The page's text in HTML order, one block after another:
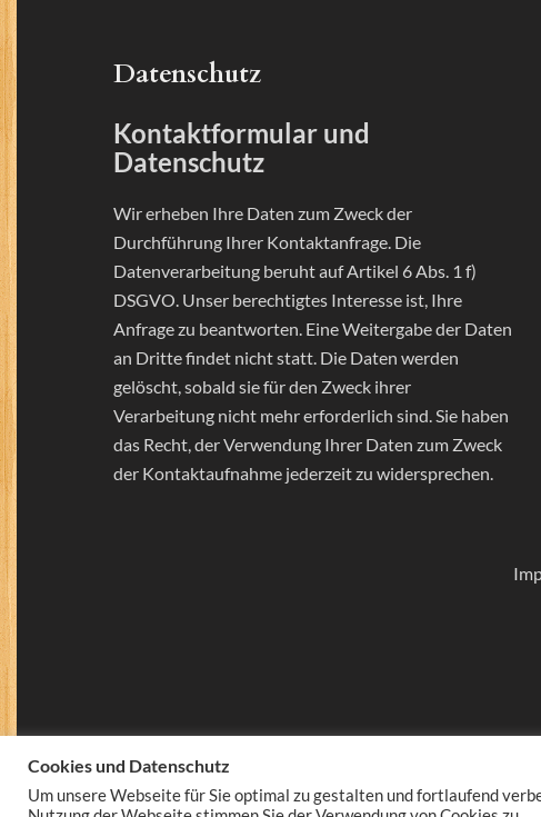
Datenschutz
Kontaktformular und
Datenschutz
Wir erheben Ihre Daten zum Zweck der
Durchführung Ihrer Kontaktanfrage. Die
Datenverarbeitung beruht auf Artikel 6 Abs. 1 f)
DSGVO. Unser berechtigtes Interesse ist, Ihre
Anfrage zu beantworten. Eine Weitergabe der Daten
an Dritte findet nicht statt. Die Daten werden
gelöscht, sobald sie für den Zweck ihrer
Verarbeitung nicht mehr erforderlich sind. Sie haben
das Recht, der Verwendung Ihrer Daten zum Zweck
der Kontaktaufnahme jederzeit zu widersprechen.
Cookies und Datenschutz
Um unsere Webseite für Sie optimal zu gestalten und fortlaufend